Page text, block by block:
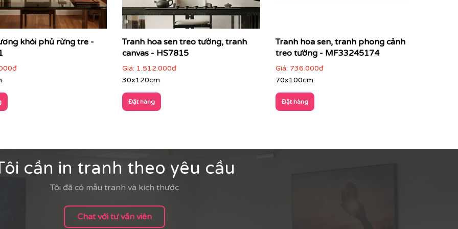
gian khác nhau:
bộ tranh đồng bộ tạo điểm nhấn tinh tế
khói phủ rừng tre -
Tranh hoa sen treo tường, tranh
canvas - HS7815
Giá: 1.512.000đ
30x120cm
Đặt hàng
Tranh hoa sen, tranh phong cảnh
treo tường - MF33245174
Giá: 736.000đ
70x100cm
Đặt hàng
cần in tranh theo yêu cầu
Tôi đã có mẫu tranh và kích thước
Chat với tư vấn viên